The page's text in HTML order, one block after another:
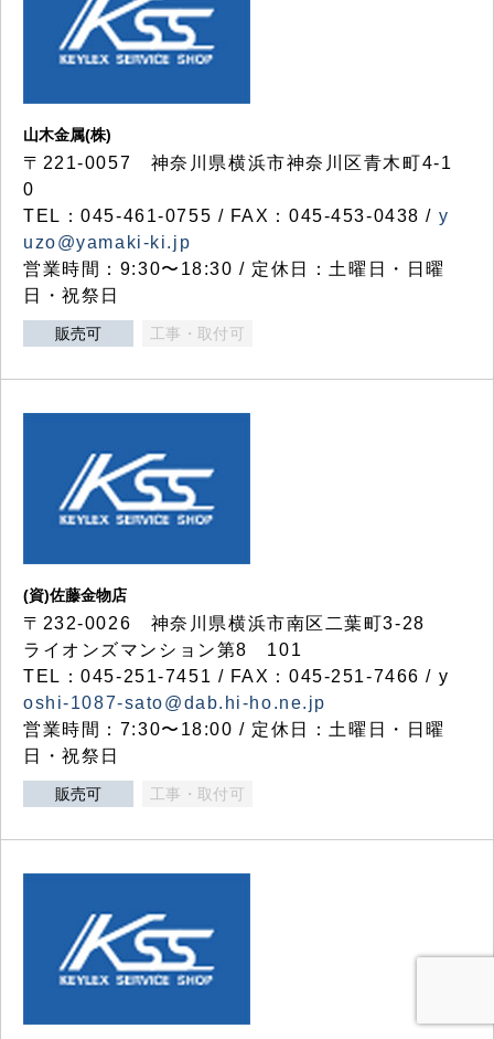
山木金属(株)
〒221-0057 神奈川県横浜市神奈川区青木町4-1
0
TEL：045-461-0755 / FAX：045-453-0438 / y
uzo@yamaki-ki.jp
営業時間：9:30〜18:30 / 定休日：土曜日・日曜
日・祝祭日
販売可 工事・取付可
(資)佐藤金物店
〒232-0026 神奈川県横浜市南区二葉町3-28
ライオンズマンション第8 101
TEL：045-251-7451 / FAX：045-251-7466 / y
oshi-1087-sato@dab.hi-ho.ne.jp
営業時間：7:30〜18:00 / 定休日：土曜日・日曜
日・祝祭日
販売可 工事・取付可